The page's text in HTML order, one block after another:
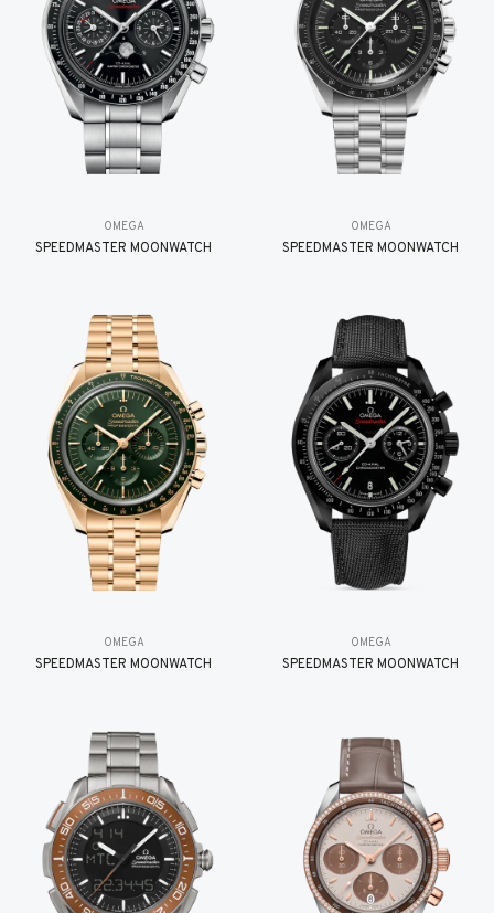
OMEGA
SPEEDMASTER MOONWATCH
OMEGA
SPEEDMASTER MOONWATCH
OMEGA
SPEEDMASTER MOONWATCH
OMEGA
SPEEDMASTER MOONWATCH